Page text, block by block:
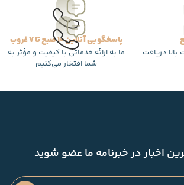
دریافت
پاسخگویی آنلاین 10 صبح تا 7 غروب
ما به ارائه خدماتی با کیفیت و مؤثر به
شما افتخار می‌کنیم
اخبار در خبرنامه ما عضو شوید